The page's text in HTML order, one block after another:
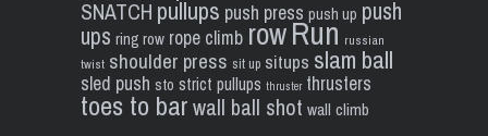
SNATCH pullups push press push up push
ups ring row rope climb rowRun russian
twist shoulder press sit up situps slam ball
sled push sto strict pullups thruster thrusters
toes to barwall ball shot wall climb